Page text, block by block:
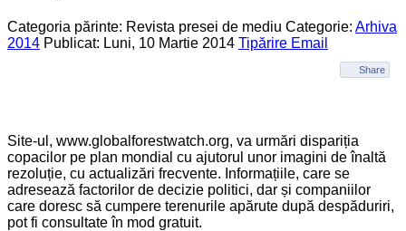
Categoria părinte: Revista presei de mediu Categorie: Arhiva
2014 Publicat: Luni, 10 Martie 2014 Tipărire Email
Share
Site-ul, www.globalforestwatch.org, va urmări dispariția
copacilor pe plan mondial cu ajutorul unor imagini de înaltă
rezoluție, cu actualizări frecvente. Informațiile, care se
adresează factorilor de decizie politici, dar și companiilor
care doresc să cumpere terenurile apărute după despăduriri,
pot fi consultate în mod gratuit.